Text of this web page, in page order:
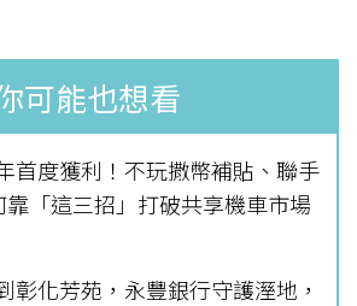
可能也想看
首度獲利！不玩撒幣補貼、聯手
靠「這三招」打破共享機車市場
彰化芳苑，永豐銀行守護溼地，